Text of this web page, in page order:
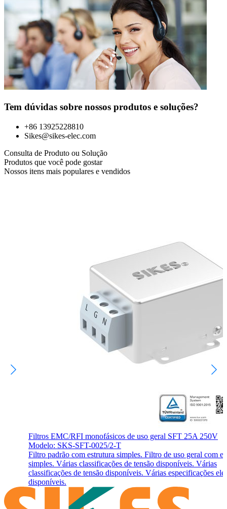
Tem dúvidas sobre nossos produtos e soluções?
+86 13925228810
Sikes@sikes-elec.com
Consulta de Produto ou Solução
Produtos que você pode gostar
Nossos itens mais populares e vendidos
Filtros EMC/RFI monofásicos de uso geral SFT 25A 250V
Modelo: SKS-SFT-0025/2-T
Filtro padrão com estrutura simples. Filtro de uso geral com
simples. Várias classificações de tensão disponíveis. Várias
classificações de tensão disponíveis. Várias especificações
disponíveis.